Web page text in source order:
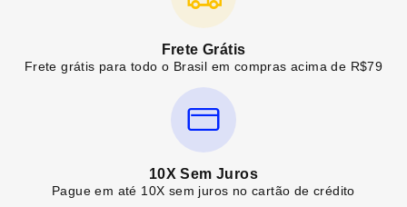
Frete Grátis
Frete grátis para todo o Brasil em compras acima de R$79
10X Sem Juros
Pague em até 10X sem juros no cartão de crédito